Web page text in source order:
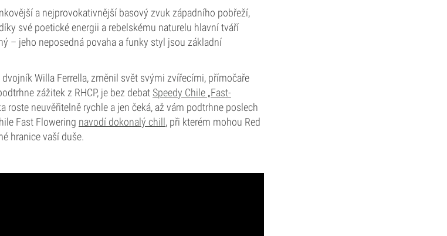
a nejprovokativnější basový zvuk západního pobřeží,
své poetické energii a rebelskému naturelu hlavní tváří
– jeho neposedná povaha a funky styl jsou základní
Willa Ferrella, změnil svět svými zvířecími, přímočaře
zážitek z RHCP, je bez debat Speedy Chile „Fast-
roste neuvěřitelně rychle a jen čeká, až vám podtrhne poslech
Fast Flowering navodí dokonalý chill, při kterém mohou Red
hranice vaší duše.